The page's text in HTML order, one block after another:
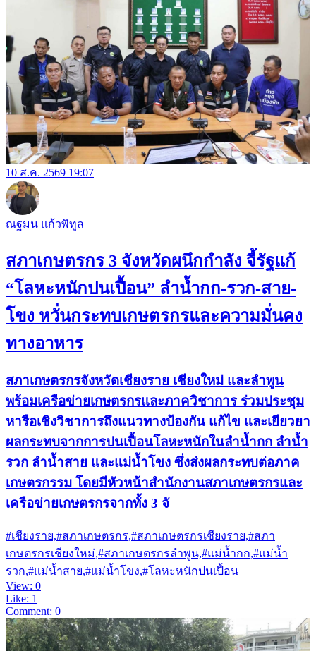
10 ส.ค. 2569 19:07
ณฐมน แก้วพิทูล
สภาเกษตรกร 3 จังหวัดผนึกกำลัง จี้รัฐแก้
“โลหะหนักปนเปื้อน” ลำน้ำกก-รวก-สาย-
โขง หวั่นกระทบเกษตรกรและความมั่นคง
ทางอาหาร
สภาเกษตรกรจังหวัดเชียงราย เชียงใหม่ และลำพูน
พร้อมเครือข่ายเกษตรกรและภาควิชาการ ร่วมประชุม
หารือเชิงวิชาการถึงแนวทางป้องกัน แก้ไข และเยียวยา
ผลกระทบจากการปนเปื้อนโลหะหนักในลำน้ำกก ลำน้ำ
รวก ลำน้ำสาย และแม่น้ำโขง ซึ่งส่งผลกระทบต่อภาค
เกษตรกรรม โดยมีหัวหน้าสำนักงานสภาเกษตรกรและ
เครือข่ายเกษตรกรจากทั้ง 3 จั
#เชียงราย,#สภาเกษตรกร,#สภาเกษตรกรเชียงราย,#สภา
เกษตรกรเชียงใหม่,#สภาเกษตรกรลำพูน,#แม่น้ำกก,#แม่น้ำ
รวก,#แม่น้ำสาย,#แม่น้ำโขง,#โลหะหนักปนเปื้อน
View: 0
Like: 1
Comment: 0